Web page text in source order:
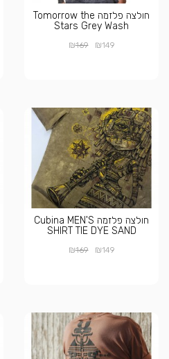
חולצה פלזמה Tomorrow the
Stars Grey Wash
₪149
₪169
חולצה פלזמה Cubina MEN'S
SHIRT TIE DYE SAND
₪149
₪169